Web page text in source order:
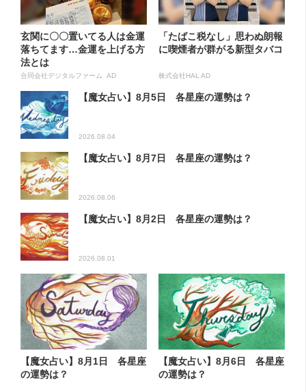
玄関に〇〇置いてる人は金運
落ちてます…金運を上げる方
法とは
合同会社デジタルファーム AD
「たばこ税なし」思わぬ朗報
に喫煙者が群がる新型タバコ
株式会社HAL AD
【魔女占い】8月5日 各星座の運勢は？
2026.08.04
【魔女占い】8月7日 各星座の運勢は？
2026.08.06
【魔女占い】8月2日 各星座の運勢は？
2026.08.01
【魔女占い】8月1日 各星座
の運勢は？
【魔女占い】8月6日 各星座
の運勢は？